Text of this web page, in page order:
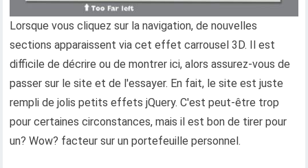
Lorsque vous cliquez sur la navigation, de nouvelles
sections apparaissent via cet effet carrousel 3D. Il est
difficile de décrire ou de montrer ici, alors assurez-vous de
passer sur le site et de l'essayer. En fait, le site est juste
rempli de jolis petits effets jQuery. C'est peut-être trop
pour certaines circonstances, mais il est bon de tirer pour
un? Wow? facteur sur un portefeuille personnel.